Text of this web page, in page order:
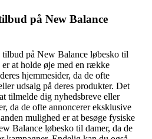
på New Balance
på New Balance løbesko til
at holde øje med en række
hjemmesider, da de ofte
udsalg på deres produkter. Det
tilmelde dig nyhedsbreve eller
da de ofte annoncerer eksklusive
mulighed er at besøge fysiske
Balance løbesko til damer, da de